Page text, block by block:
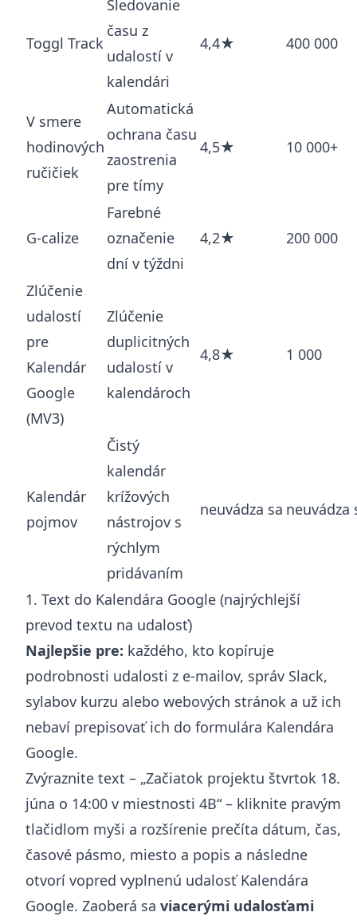
Toggl Track
Sledovanie
času z
udalostí v
kalendári
4,4★ 400 000
V smere
hodinových
ručičiek
Automatická
ochrana času
zaostrenia
pre tímy
4,5★ 10 000+
G-calize
Farebné
označenie
dní v týždni
4,2★ 200 000
Zlúčenie
udalostí
pre
Kalendár
Google
(MV3)
Zlúčenie
duplicitných
udalostí v
kalendároch
4,8★ 1 000
Kalendár
pojmov
Čistý
kalendár
krížových
nástrojov s
rýchlym
pridávaním
neuvádza sa neuvádza
1. Text do Kalendára Google (najrýchlejší
prevod textu na udalosť)
Najlepšie pre: každého, kto kopíruje
podrobnosti udalosti z e-mailov, správ Slack,
sylabov kurzu alebo webových stránok a už ich
nebaví prepisovať ich do formulára Kalendára
Google.
Zvýraznite text – „Začiatok projektu štvrtok 18.
júna o 14:00 v miestnosti 4B“ – kliknite pravým
tlačidlom myši a rozšírenie prečíta dátum, čas,
časové pásmo, miesto a popis a následne
otvorí vopred vyplnenú udalosť Kalendára
Google. Zaoberá sa viacerými udalosťami